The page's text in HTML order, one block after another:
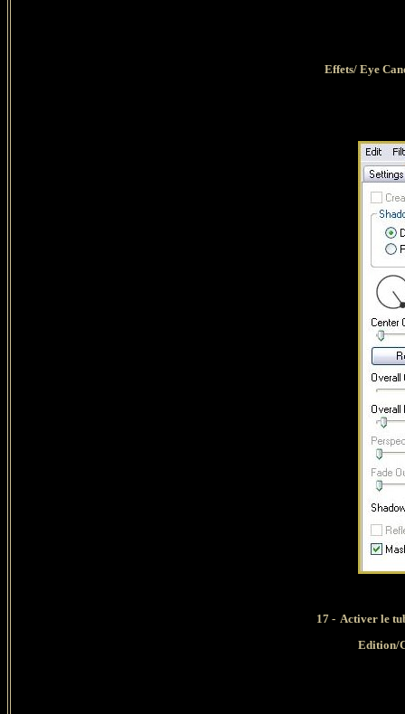
Effets/ Eye
17 - Activer le
Edition/